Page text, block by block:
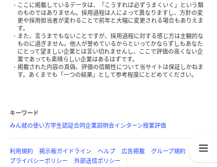
ここに掲載しているデータは、「こうすれば必ずうまくいく」という類
のものではありません。採用過程は人によって異なりますし、方針の変
更や採用担当者が変わることで前年と大幅に変更される場合もありえま
す。
また、言うまでもないことですが、採用過程に対する感じ方は主観的な
ものに過ぎません。他人が誉めているからといってかならずしもあなた
にとって望ましい企業とは言い切れませんし、ここで評価の高くない企
業であっても素晴らしい企業はあるはずです。
掲載された内容の真偽、評価の信頼性について当サイトは保証しかねま
す。あくまでも「一つの結果」として参考程度にとどめてください。
キーワード
みん就の使い方学生認証合同企業説明会インターン授業評価
利用規約 掲示板ガイドライン ヘルプ 広告掲載
グループ規約
プライバシーポリシー
外部送信ポリシー